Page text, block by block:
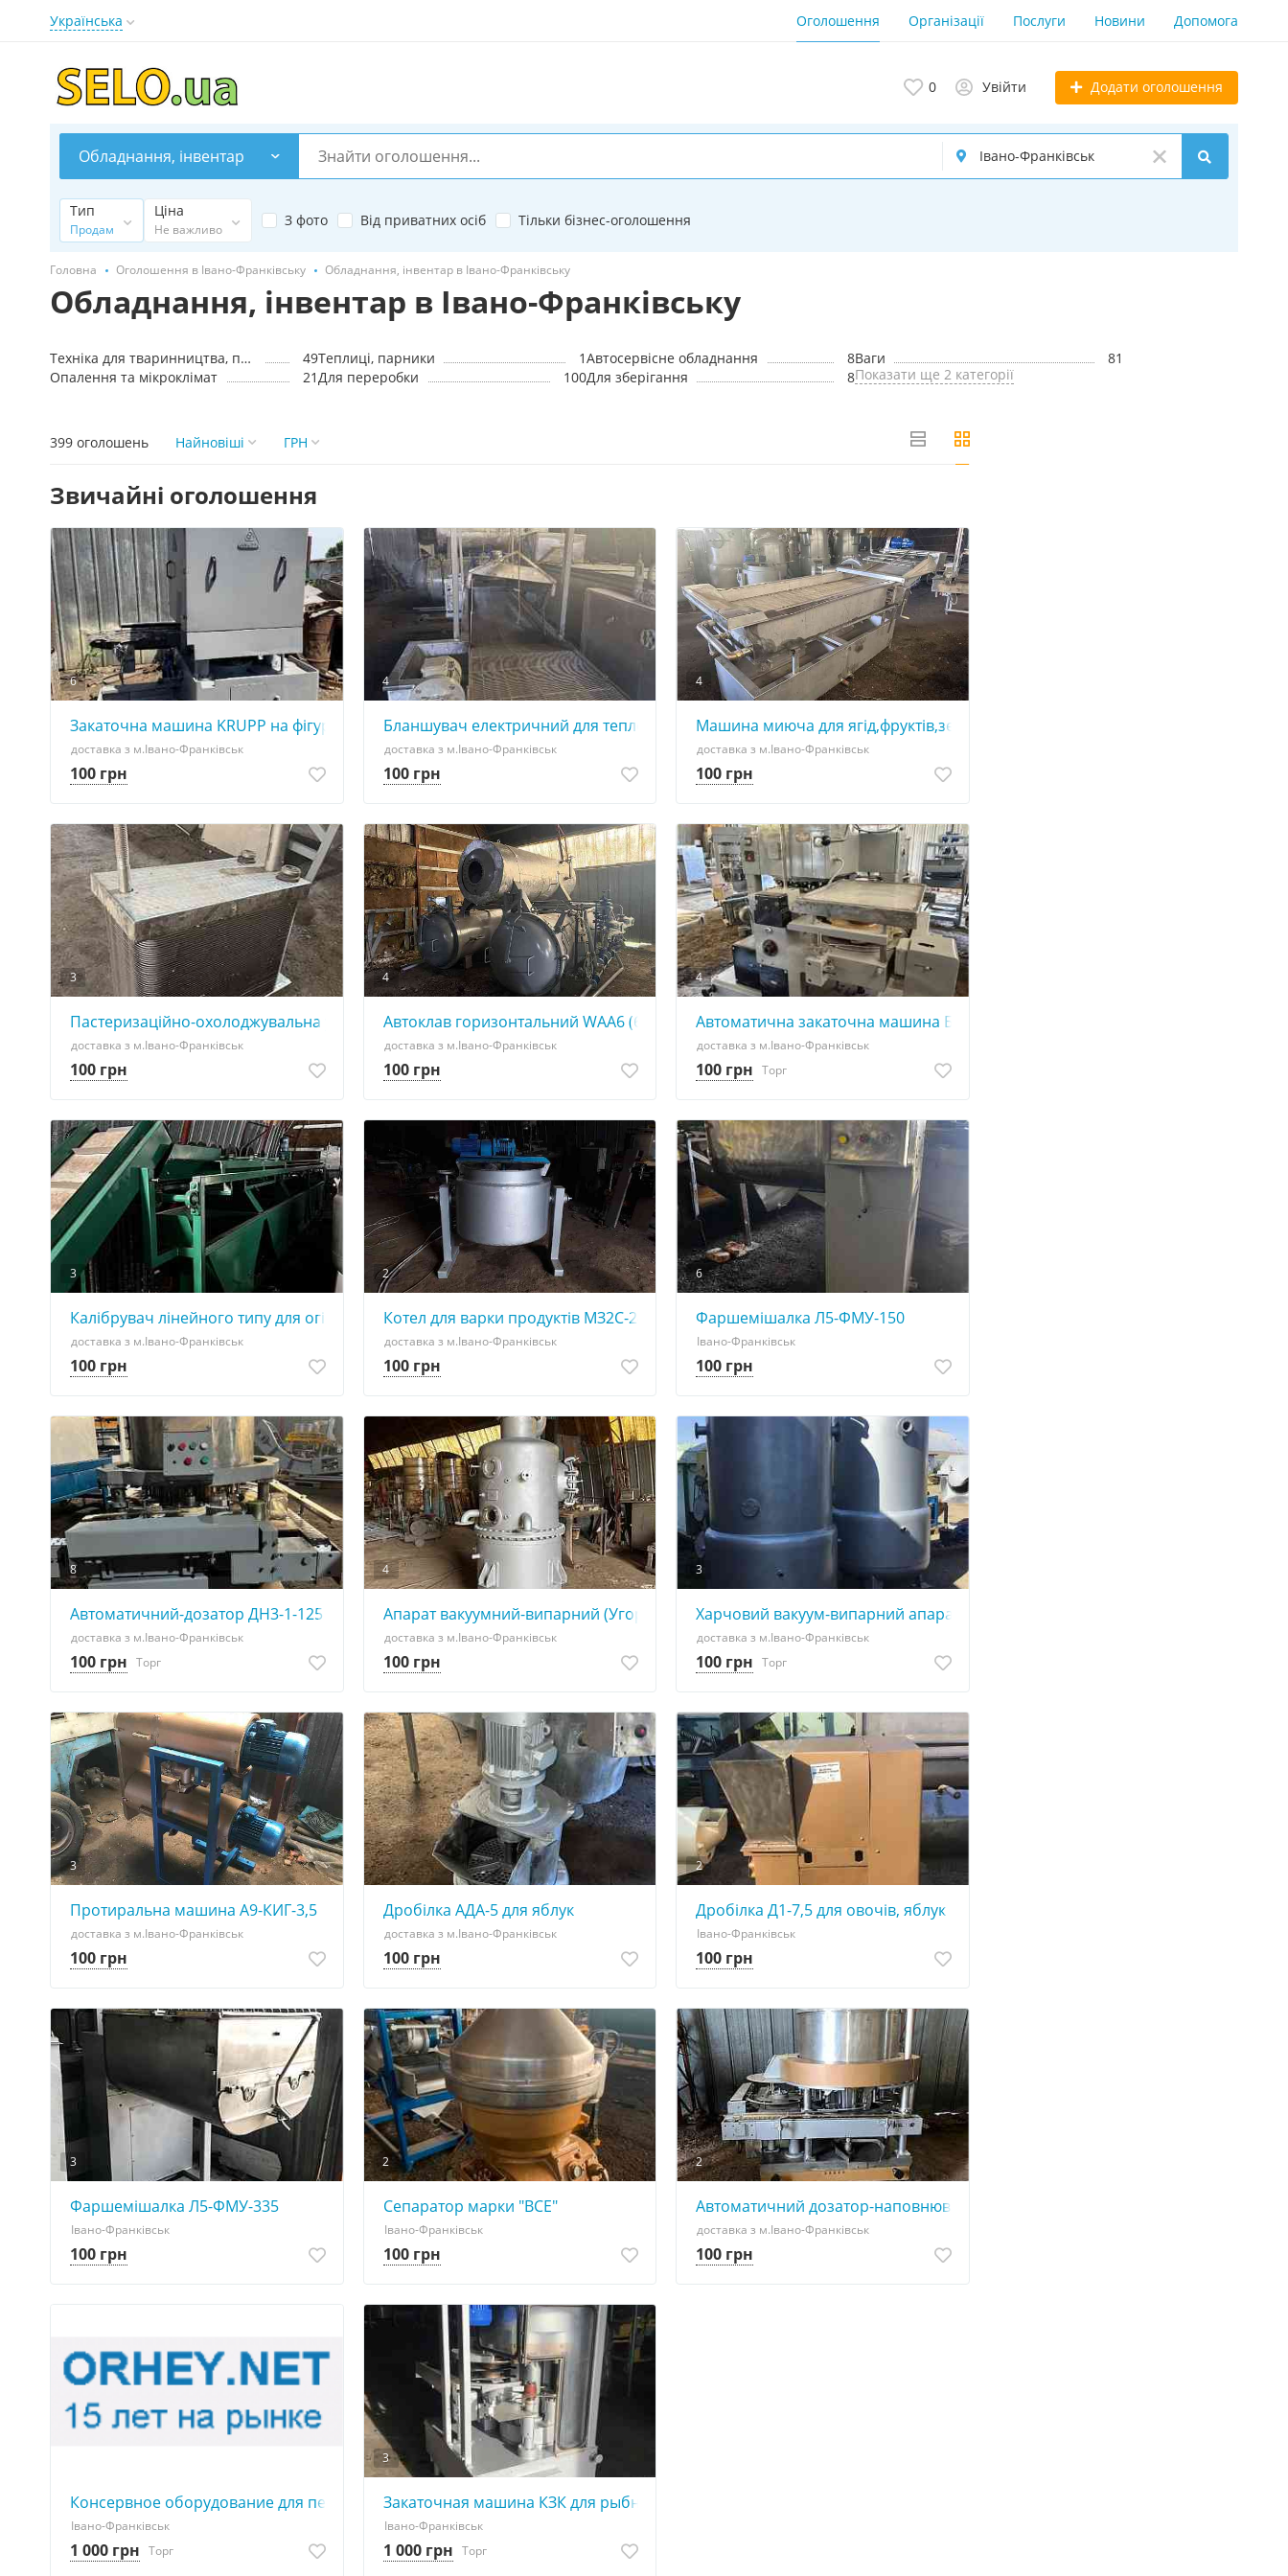
Українська Оголошення Організації Послуги Новини Допомога
0 Увійти Додати оголошення
Обладнання, інвентар
Тип
Продам
Ціна
Не важливо
З фото Від приватних осіб Тільки бізнес-оголошення
Головна Оголошення в Івано-Франківську Обладнання, інвентар в Івано-Франківську
Обладнання, інвентар в Івано-Франківську
Техніка для тваринництва, птаховодства, рибоводства 49Теплиці, парники 1Автосервісне обладнання 8Ваги
81
Опалення та мікроклімат
21 Для переробки 100Для зберігання 8Показати ще 2 категорії
399 оголошень Найновіші ГРН
Звичайні оголошення
6
Закаточна машина KRUPP на фігурну банку
доставка з м.Івано-Франківськ
100 грн
4
Бланшувач електричний для теплової обробки овочів та фруктів
доставка з м.Івано-Франківськ
100 грн
4
Машина миюча для ягід,фруктів,зелені
доставка з м.Івано-Франківськ
100 грн
3
Пастеризаційно-охолоджувальна установка
доставка з м.Івано-Франківськ
100 грн
4
Автоклав горизонтальний WAA6 (6 корзин),Poland
доставка з м.Івано-Франківськ
100 грн
4
Автоматична закаточна машина Б4-КЗК-80
доставка з м.Івано-Франківськ
100 грн Торг
3
Калібрувач лінейного типу для огірка,моркви,цибулі та інших овочів
доставка з м.Івано-Франківськ
100 грн
2
Котел для варки продуктів МЗ2С-244
доставка з м.Івано-Франківськ
100 грн
6
Фаршемішалка Л5-ФМУ-150
Івано-Франківськ
100 грн
8
Автоматичний-дозатор ДН3-1-125
доставка з м.Івано-Франківськ
100 грн Торг
4
Апарат вакуумний-випарний (Угорщина)
доставка з м.Івано-Франківськ
100 грн
3
Харчовий вакуум-випарний апарат МЗС-320 (1250л)
доставка з м.Івано-Франківськ
100 грн Торг
3
Протиральна машина А9-КИГ-3,5
доставка з м.Івано-Франківськ
100 грн
Дробілка АДА-5 для яблук
доставка з м.Івано-Франківськ
100 грн
2
Дробілка Д1-7,5 для овочів, яблук
Івано-Франківськ
100 грн
3
Фаршемішалка Л5-ФМУ-335
Івано-Франківськ
100 грн
2
Сепаратор марки "ВСЕ"
Івано-Франківськ
100 грн
2
Автоматичний дозатор-наповнювач Б4-КДН-22
доставка з м.Івано-Франківськ
100 грн
Консервное оборудование для переработки овощей и фруктов
Івано-Франківськ
1 000 грн Торг
3
Закаточная машина КЗК для рыбных и мясных консервов
Івано-Франківськ
1 000 грн Торг